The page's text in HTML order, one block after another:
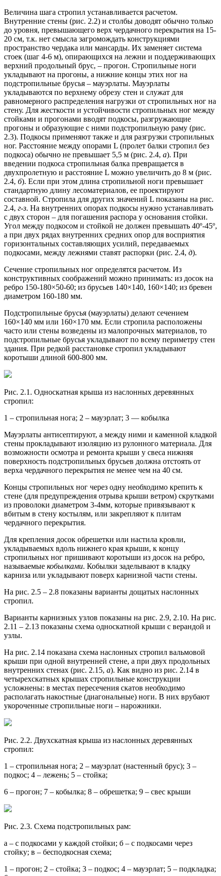
Величина шага стропил устанавливается расчетом.
Внутренние стены (рис. 2.2) и столбы доводят обычно только
до уровня, превышающего верх чердачного перекрытия на 15-
20 см, т.к. нет смысла загромождать конструкциями
пространство чердака или мансарды. Их заменяет система
стоек (шаг 4-6 м), опирающихся на лежни и поддерживающих
верхний продольный брус, – прогон. Стропильные ноги
укладывают на прогоны, а нижние концы этих ног на
подстропильные брусья – мауэрлаты. Мауэрлаты
укладываются по верхнему обрезу стен и служат для
равномерного распределения нагрузки от стропильных ног на
стену. Для жесткости и устойчивости стропильных ног между
стойками и прогонами вводят подкосы, разгружающие
прогоны и образующие с ними подстропильную раму (рис.
2.3). Подкосы применяют также и для разгрузки стропильных
ног. Расстояние между опорами L (пролет балки стропил без
подкоса) обычно не превышает 5,5 м (рис. 2.4, а). При
введении подкоса стропильная балка превращается в
двухпролетную и расстояние L можно увеличить до 8 м (рис.
2.4, б). Если при этом длина стропильной ноги превышает
стандартную длину лесоматериалов, ее проектируют
составной. Стропила для других значений L показаны на рис.
2.4, г-з. На внутренних опорах подкосы нужно устанавливать
с двух сторон – для погашения распора у основания стойки.
Угол между подкосом и стойкой не должен превышать 40º-45º,
а при двух рядах внутренних средних опор для восприятия
горизонтальных составляющих усилий, передаваемых
подкосами, между лежнями ставят распорки (рис. 2.4, д).
Сечение стропильных ног определятся расчетом. Из
конструктивных соображений можно принимать: из досок на
ребро 150-180×50-60; из брусьев 140×140, 160×140; из бревен
диаметром 160-180 мм.
Подстропильные брусья (мауэрлаты) делают сечением
160×140 мм или 160×170 мм. Если стропила расположены
часто или стены возведены из малопрочных материалов, то
подстропильные брусья укладывают по всему периметру стен
здания. При редкой расстановке стропил укладывают
коротыши длиной 600-800 мм.
Рис. 2.1. Односкатная крыша из наслонных деревянных
стропил:
1 – стропильная нога; 2 – мауэрлат; 3 — кобылка
Мауэрлаты антисептируют, а между ними и каменной кладкой
стены прокладывают изоляцию из рулонного материала. Для
возможности осмотра и ремонта крыши у свеса нижняя
поверхность подстропильных брусьев должна отстоять от
верха чердачного перекрытия не менее чем на 40 см.
Концы стропильных ног через одну необходимо крепить к
стене (для предупреждения отрыва крыши ветром) скрутками
из проволоки диаметром 3-4мм, которые привязывают к
вбитым в стену костылям, или закрепляют к плитам
чердачного перекрытия.
Для крепления досок обрешетки или настила кровли,
укладываемых вдоль нижнего края крыши, к концу
стропильных ног пришивают коротыши из досок на ребро,
называемые кобылками. Кобылки заделывают в кладку
карниза или укладывают поверх карнизной части стены.
На рис. 2.5 – 2.8 показаны варианты дощатых наслонных
стропил.
Варианты карнизных узлов показаны на рис. 2.9, 2.10. На рис.
2.11 – 2.13 показаны схема односкатной крыши с верандой и
узлы.
На рис. 2.14 показана схема наслонных стропил вальмовой
крыши при одной внутренней стене, а при двух продольных
внутренних стенах (рис. 2.15, а). Как видно из рис. 2.14 в
четырехскатных крышах стропильные конструкции
усложнены: в местах пересечения скатов необходимо
располагать накостные (диагональные) ноги. В них врубают
укороченные стропильные ноги – нарожники.
Рис. 2.2. Двухскатная крыша из наслонных деревянных
стропил:
1 – стропильная нога; 2 – мауэрлат (настенный брус); 3 –
подкос; 4 – лежень; 5 – стойка;
6 – прогон; 7 – кобылка; 8 – обрешетка; 9 – свес крыши
Рис. 2.3. Схема подстропильных рам:
а – с подкосами у каждой стойки; б – с подкосами через
стойку; в – бесподкосная схема;
1 – прогон; 2 – стойка; 3 – подкос; 4 – мауэрлат; 5 – подкладка;